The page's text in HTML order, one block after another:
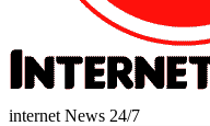
internet News 24/7